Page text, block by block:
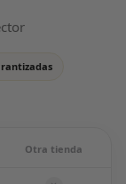
Otra tienda